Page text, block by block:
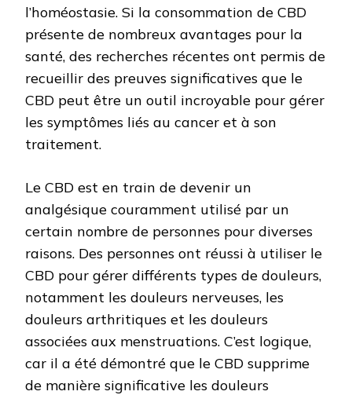
l’homéostasie. Si la consommation de CBD
présente de nombreux avantages pour la
santé, des recherches récentes ont permis de
recueillir des preuves significatives que le
CBD peut être un outil incroyable pour gérer
les symptômes liés au cancer et à son
traitement.
Le CBD est en train de devenir un
analgésique couramment utilisé par un
certain nombre de personnes pour diverses
raisons. Des personnes ont réussi à utiliser le
CBD pour gérer différents types de douleurs,
notamment les douleurs nerveuses, les
douleurs arthritiques et les douleurs
associées aux menstruations. C’est logique,
car il a été démontré que le CBD supprime
de manière significative les douleurs